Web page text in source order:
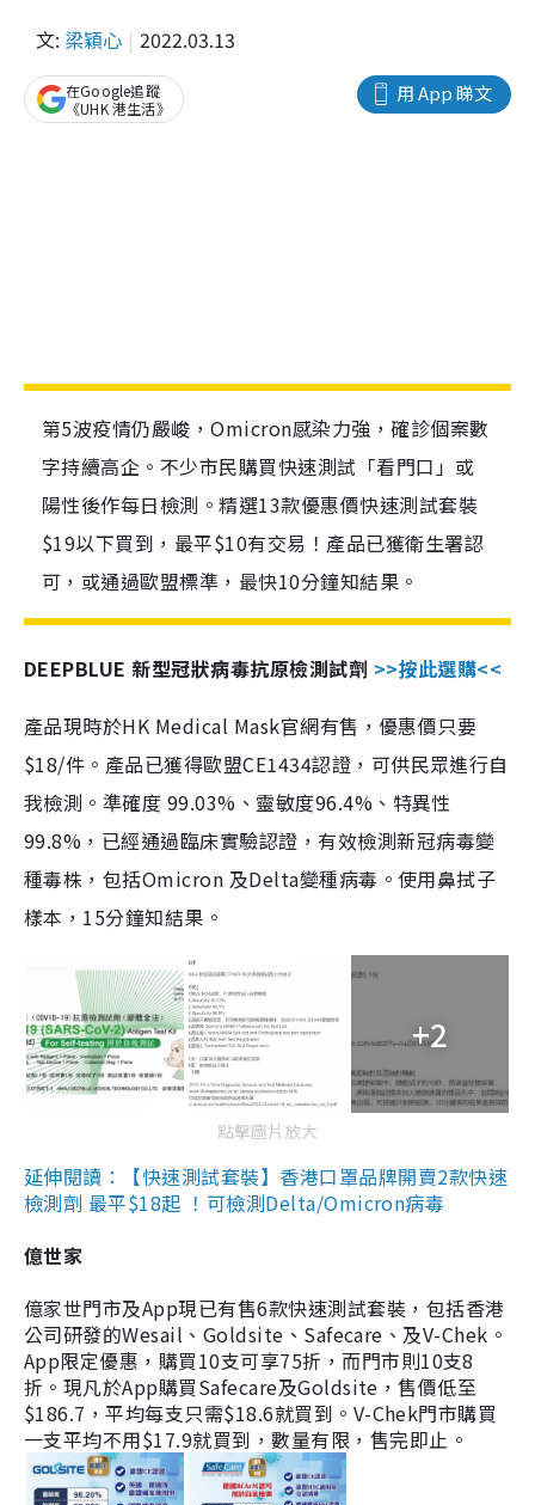
文: 梁穎心 2022.03.13
用 App 睇文
在Google追蹤
《UHK 港生活》
第5波疫情仍嚴峻，Omicron感染力強，確診個案數
字持續高企。不少市民購買快速測試「看門口」或
陽性後作每日檢測。精選13款優惠價快速測試套裝
$19以下買到，最平$10有交易！產品已獲衛生署認
可，或通過歐盟標準，最快10分鐘知結果。
DEEPBLUE 新型冠狀病毒抗原檢測試劑 >>按此選購<<
產品現時於HK Medical Mask官網有售，優惠價只要
$18/件。產品已獲得歐盟CE1434認證，可供民眾進行自
我檢測。準確度 99.03%、靈敏度96.4%、特異性
99.8%，已經通過臨床實驗認證，有效檢測新冠病毒變
種毒株，包括Omicron 及Delta變種病毒。使用鼻拭子
樣本，15分鐘知結果。
+2
點擊圖片放大
延伸閱讀：【快速測試套裝】香港口罩品牌開賣2款快速
檢測劑 最平$18起 ！可檢測Delta/Omicron病毒
億世家
億家世門市及App現已有售6款快速測試套裝，包括香港
公司研發的Wesail、Goldsite、Safecare、及V-Chek。
App限定優惠，購買10支可享75折，而門市則10支8
折。現凡於App購買Safecare及Goldsite，售價低至
$186.7，平均每支只需$18.6就買到。V-Chek門市購買
一支平均不用$17.9就買到，數量有限，售完即止。